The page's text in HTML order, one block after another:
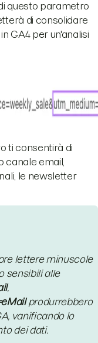
questo parametro
di consolidare
GA4 per un'analisi
ti consentirà di
canale email,
le newsletter
lettere minuscole
sensibili alle
,
produrrebbero
vanificando lo
dei dati.